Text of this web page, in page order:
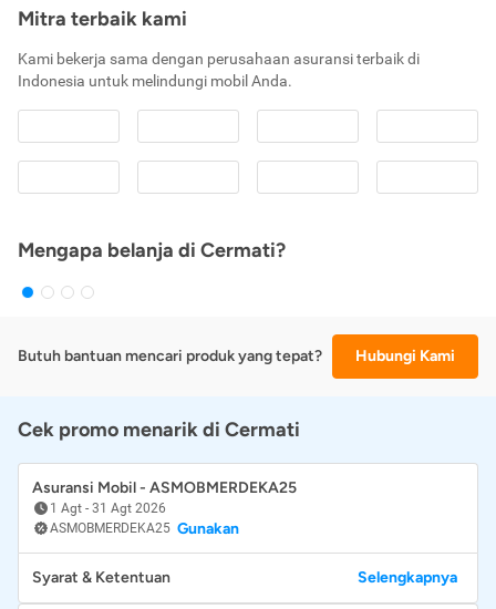
Mitra terbaik kami
Kami bekerja sama dengan perusahaan asuransi terbaik di
Indonesia untuk melindungi mobil Anda.
Mengapa belanja di Cermati?
Butuh bantuan mencari produk yang tepat? Hubungi Kami
Cek promo menarik di Cermati
Asuransi Mobil - ASMOBMERDEKA25
1 Agt - 31 Agt 2026
ASMOBMERDEKA25 Gunakan
Syarat & Ketentuan Selengkapnya